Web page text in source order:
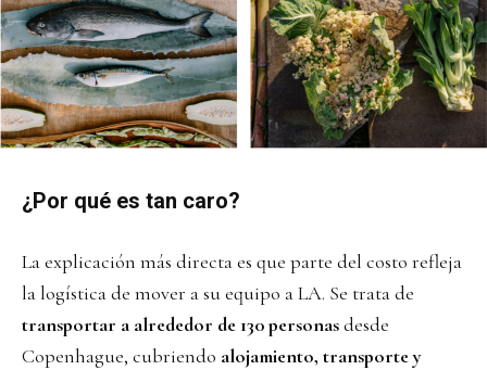
¿Por qué es tan caro?
La explicación más directa es que parte del costo refleja
la logística de mover a su equipo a LA. Se trata de
transportar a alrededor de 130 personasdesde
Copenhague, cubriendo alojamiento, transporte y